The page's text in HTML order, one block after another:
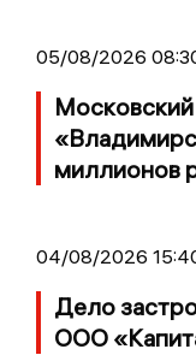
05/08/2026
миллионов
04/08/2026
Дело
ООО